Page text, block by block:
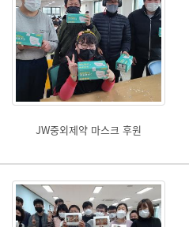
JW중외제약 마스크 후원